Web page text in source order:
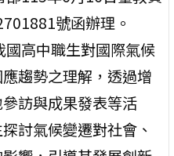
號函辦理。
國高中職生對國際氣候
趨勢之理解，透過增
訪與成果發表等活
討氣候變遷對社會、